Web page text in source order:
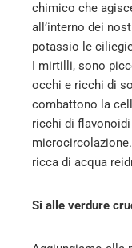
chimico che
all’interno dei
potassio le
I mirtilli, sono
occhi e ricchi di
combattono la
ricchi di flavonoidi
ricca di acqua
Si alle verdure